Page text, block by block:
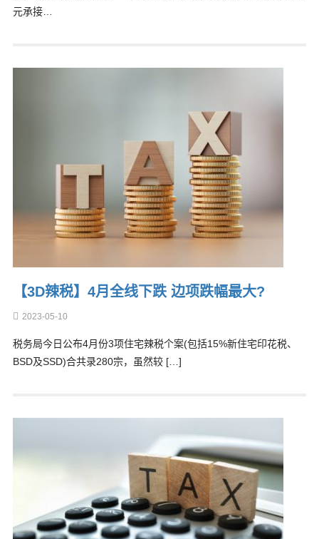
元承接…
【3D辣税】4月全线下跌 边项跌幅最大?
2023-05-10
税务局今日公布4月份3项住宅辣税个案(包括15%新住宅印花税、
BSD及SSD)合共录280宗，虽然较 […]